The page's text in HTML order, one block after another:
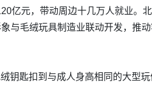
亿元，带动周边十几万人就业。
毛绒玩具制造业联动开发，推动
钥匙扣到与成人身高相同的大